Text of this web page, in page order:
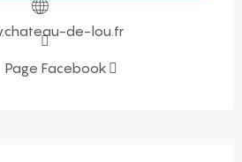
de-lou.fr
Page Facebook